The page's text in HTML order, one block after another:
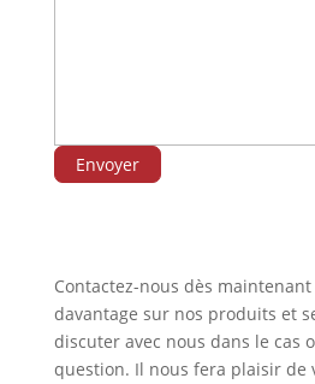
Contactez-nous dès
davantage sur nos produits et
discuter avec nous dans le cas
question. Il nous fera plaisir de